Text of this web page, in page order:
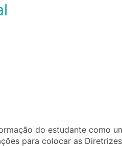
do estudante como
para colocar as